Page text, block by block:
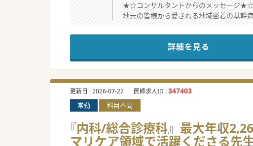
★☆コンサルタントからのメッセージ
地元の皆様から愛される地域密着の基幹
最寄り駅より徒歩10分です。
ワークライフバランス重視の先生にもオ
#春入職可 #秋入職可
詳細を見る
更新日 :2026-07-22 医師求人ID :347403
常勤 科目不問
『内科/総合診療科』最大年収
マリケア領域で活躍くださる